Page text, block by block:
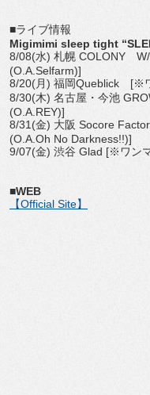
■ライブ情報
Migimimi sleep tight
8/08(水) 札幌 COLONY
(O.A.Selfarm)]
8/20(月) 福岡Queblick [※
8/30(木) 名古屋・今池
(O.A.REY)]
8/31(金) 大阪 Socore
(O.A.Oh No Darkness!!)]
9/07(金) 渋谷 Glad [※ワン
■WEB
【Official Site】